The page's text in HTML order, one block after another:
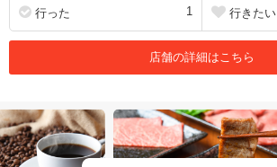
行った 1 行きたい
店舗の詳細はこちら